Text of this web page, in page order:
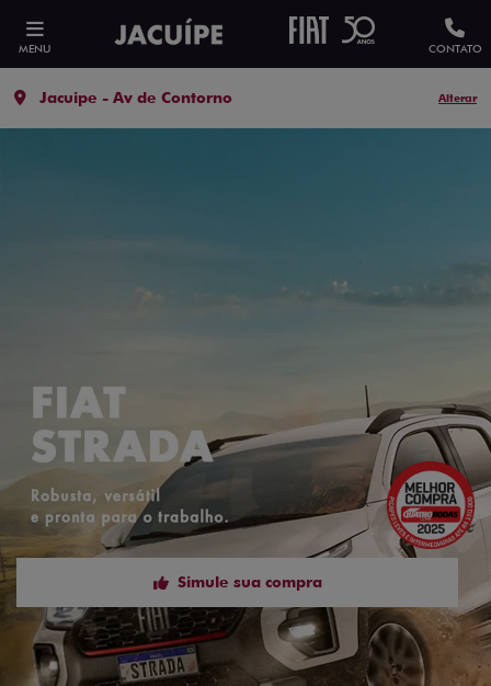
MENU CONTATO
Jacuipe - Av de Contorno Alterar
Simule sua compra